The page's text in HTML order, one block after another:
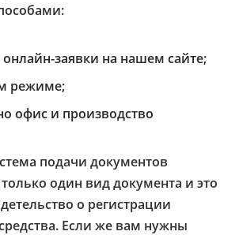
заявки на нашем сайте;
режиме;
офис и производство
подачи документов
один вид документа и это
о регистрации
Если же вам нужны